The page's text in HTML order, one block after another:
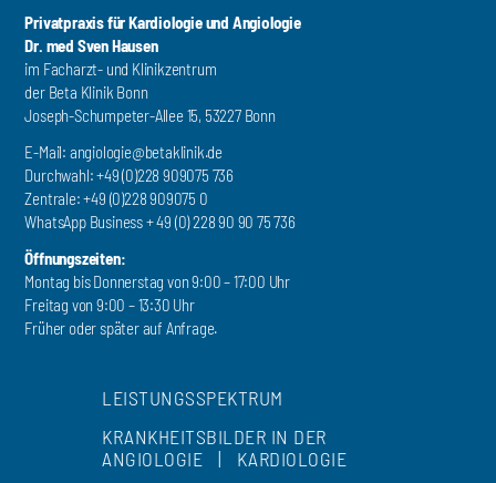
Privatpraxis für Kardiologie und Angiologie
Dr. med Sven Hausen
im Facharzt- und Klinikzentrum
der Beta Klinik Bonn
Joseph-Schumpeter-Allee 15, 53227 Bonn
E-Mail: angiologie@betaklinik.de
Durchwahl: +49 (0)228 909075 736
Zentrale: +49 (0)228 909075 0
WhatsApp Business + 49 (0) 228 90 90 75 736
Öffnungszeiten:
Montag bis Donnerstag von 9:00 – 17:00 Uhr
Freitag von 9:00 – 13:30 Uhr
Früher oder später auf Anfrage.
LEISTUNGSSPEKTRUM
KRANKHEITSBILDER IN DER
ANGIOLOGIE
|
KARDIOLOGIE